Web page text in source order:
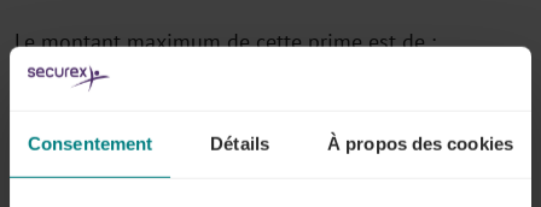
Consentement Détails À propos des cookies
Le montant maximum de cette prime est de :
bénéfices élevés
750 euros dans les entreprises qui réalisent des